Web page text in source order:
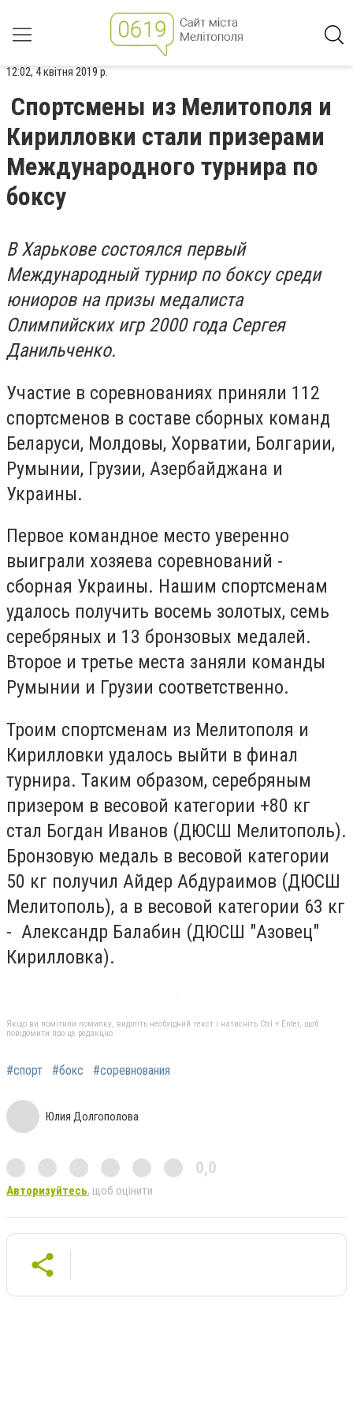
12:02, 4 квітня 2019 р.
Спортсмены из Мелитополя и
Кирилловки стали призерами
Международного турнира по
боксу
В Харькове состоялся первый
Международный турнир по боксу среди
юниоров на призы медалиста
Олимпийских игр 2000 года Сергея
Данильченко.
Участие в соревнованиях приняли 112
спортсменов в составе сборных команд
Беларуси, Молдовы, Хорватии, Болгарии,
Румынии, Грузии, Азербайджана и
Украины.
Первое командное место уверенно
выиграли хозяева соревнований -
сборная Украины. Нашим спортсменам
удалось получить восемь золотых, семь
серебряных и 13 бронзовых медалей.
Второе и третье места заняли команды
Румынии и Грузии соответственно.
Троим спортсменам из Мелитополя и
Кирилловки удалось выйти в финал
турнира. Таким образом, серебряным
призером в весовой категории +80 кг
стал Богдан Иванов (ДЮСШ Мелитополь).
Бронзовую медаль в весовой категории
50 кг получил Айдер Абдураимов (ДЮСШ
Мелитополь), а в весовой категории 63 кг
- Александр Балабин (ДЮСШ "Азовец"
Кирилловка).
Якщо ви помітили помилку, виділіть необхідний текст і натисніть Ctrl + Enter, щоб
повідомити про це редакцію
#спорт #бокс #соревнования
Юлия Долгополова
0,0
Авторизуйтесь, щоб оцінити